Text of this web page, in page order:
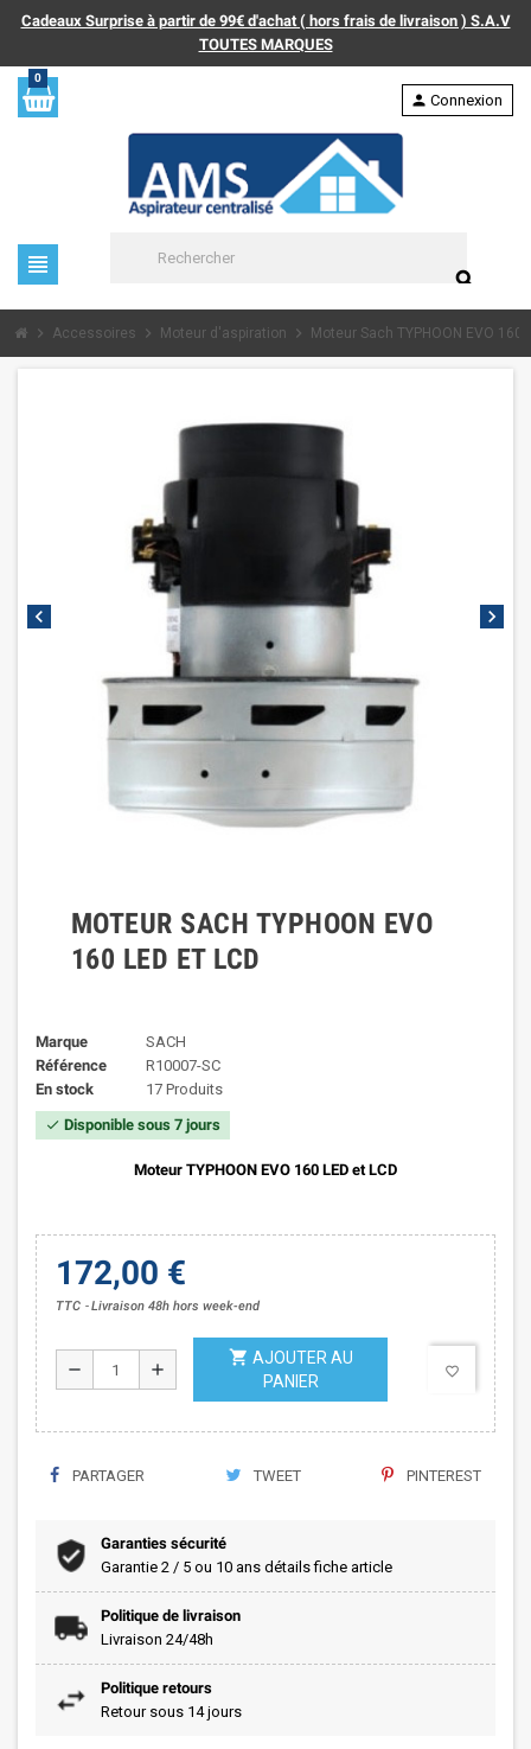
Cadeaux Surprise à partir de 99€ d'achat ( hors frais de livraison ) S.A.V
TOUTES MARQUES
0
view_headline
search
person Connexion
chevron_right Accessoires chevron_right Moteur d'aspiration chevron_right Moteur Sach TYPHOON EVO 160
chevron_left chevron_right
MOTEUR SACH TYPHOON EVO
160 LED ET LCD
Marque
SACH
Référence
R10007-SC
En stock
17 Produits
check Disponible sous 7 jours
Moteur TYPHOON EVO 160 LED et LCD
172,00 €
TTC Livraison 48h hors week-end
remove add
shopping_cart AJOUTER AU
PANIER
favorite_border
PARTAGER TWEET PINTEREST
Garanties sécurité
Garantie 2 / 5 ou 10 ans détails fiche article
Politique de livraison
Livraison 24/48h
Politique retours
Retour sous 14 jours